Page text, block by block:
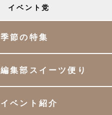
イベント党
季節の特集
編集部スイーツ便り
イベント紹介